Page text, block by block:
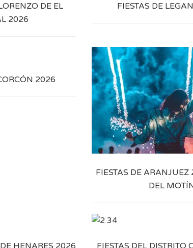
DE EL
2026
FIESTAS DE
2026
FIESTAS DE ARANJUEZ
DEL